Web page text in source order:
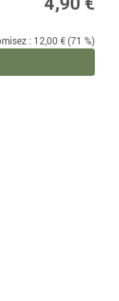
: 12,00 € (71 %)